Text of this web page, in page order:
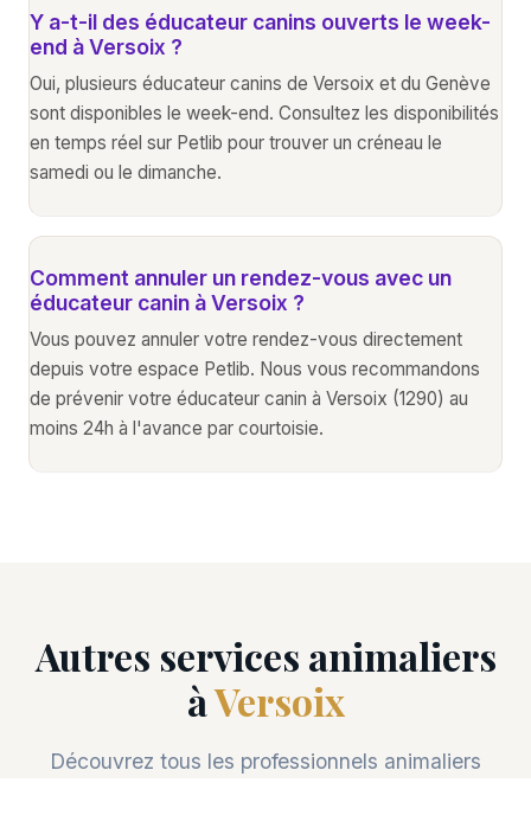
Y a-t-il des éducateur canins ouverts le week-
end à Versoix ?
Oui, plusieurs éducateur canins de Versoix et du Genève
sont disponibles le week-end. Consultez les disponibilités
en temps réel sur Petlib pour trouver un créneau le
samedi ou le dimanche.
Comment annuler un rendez-vous avec un
éducateur canin à Versoix ?
Vous pouvez annuler votre rendez-vous directement
depuis votre espace Petlib. Nous vous recommandons
de prévenir votre éducateur canin à Versoix (1290) au
moins 24h à l'avance par courtoisie.
Autres services animaliers
àVersoix
Découvrez tous les professionnels animaliers